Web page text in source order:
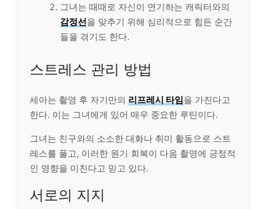
그녀는 때때로 자신이 연기하는 캐릭터와의
감정선을 맞추기 위해 심리적으로 힘든 순간
들을 겪기도 한다.
스트레스 관리 방법
세아는 촬영 후 자기만의 리프레시 타임을 가진다고
한다. 이는 그녀에게 있어 매우 중요한 루틴이다.
그녀는 친구와의 소소한 대화나 취미 활동으로 스트
레스를 풀고, 이러한 원기 회복이 다음 촬영에 긍정적
인 영향을 미친다고 믿고 있다.
서로의 지지